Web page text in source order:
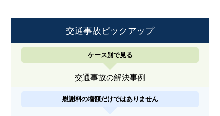
交通事故ピックアップ
ケース別で見る
交通事故の解決事例
慰謝料の増額だけではありません